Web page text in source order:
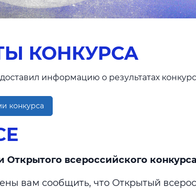
КОНКУРСА
информацию о результатах
конкурса
всероссийского
вам сообщить, что Открытый